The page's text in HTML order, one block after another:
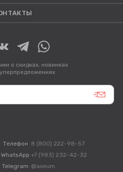
о скидках, новинках
Телефон 8 (800) 222-98-57
WhatsApp +7 (983) 232-42-32
Telegram @axeum